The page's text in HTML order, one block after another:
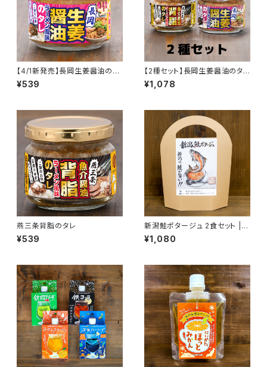
【4/1新発売】長岡生姜醤油のタ
レ｜ラーメン具材入り！かけるだ
けで本格ご当地の味（万能調味
¥539
【2種セット】長岡生姜醤油のタレ
＋燕三条背脂のタレ
¥1,078
燕三条背脂のタレ
¥539
新潟鮭ポタージュ 2食セット |
新潟県産鮭使用・お湯を注ぐだ
けで贅沢濃厚スープ
¥1,080